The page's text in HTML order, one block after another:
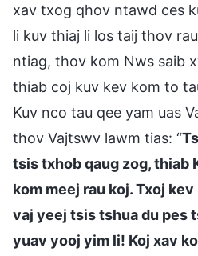
xav txog qhov ntawd ces
li kuv thiaj li los taij thov
ntiag, thov kom Nws saib
thiab coj kuv kev kom to
Kuv nco tau qee yam uas
thov Vajtswv lawm tias: “
tsis txhob qaug zog, thiab
kom meej rau koj. Txoj
vaj yeej tsis tshua du pes
yuav yooj yim li! Koj xav